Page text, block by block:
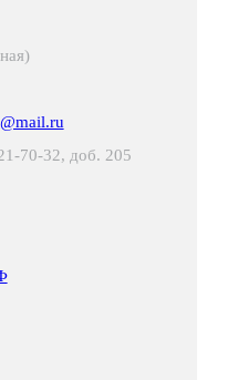
70-32, доб. 205